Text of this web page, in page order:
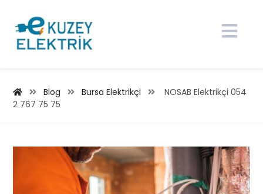
Blog Bursa Elektrikçi
NOSAB Elektrikçi 054
2 767 75 75